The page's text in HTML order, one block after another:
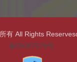
有 All Rights
备05087679号